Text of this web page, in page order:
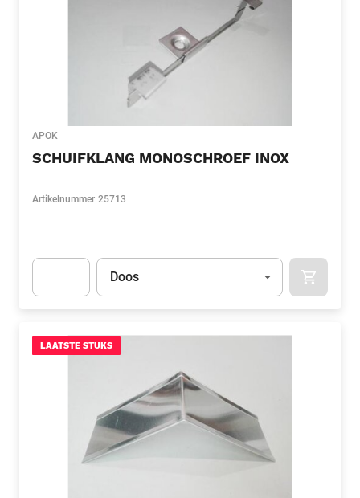
APOK
SCHUIFKLANG MONOSCHROEF INOX
Artikelnummer 25713
Eenheid
Doos
LAATSTE STUKS